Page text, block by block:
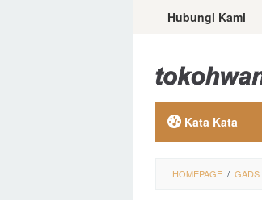
LoncatHubungi Kami
Kata Kata
HOMEPAGE / GADS